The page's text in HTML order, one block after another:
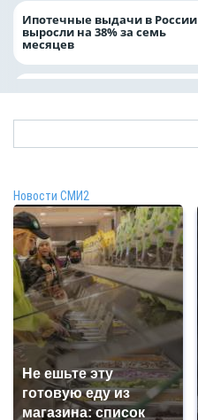
Ипотечные выдачи в России
выросли на 38% за семь
месяцев
Новости СМИ2
Не ешьте эту
готовую еду из
магазина: список